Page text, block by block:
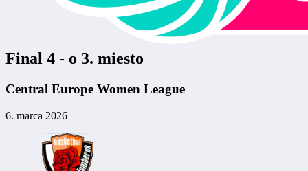
Final 4 - o 3. miesto
Central Europe Women League
6. marca 2026